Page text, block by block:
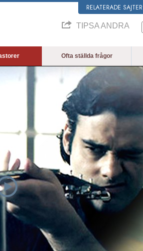
RELATERADE SAJTER
TIPSA ANDRA
Ofta ställda frågor